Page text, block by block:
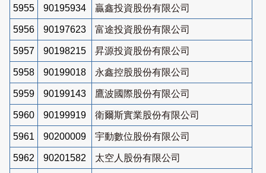
5955 90195934 贏鑫投資股份有限公司
5956 90197623 富途投資股份有限公司
5957 90198215 昇源投資股份有限公司
5958 90199018 永鑫控股股份有限公司
5959 90199143 鷹波國際股份有限公司
5960 90199919 衛爾斯實業股份有限公司
5961 90200009 宇動數位股份有限公司
5962 90201582 太空人股份有限公司